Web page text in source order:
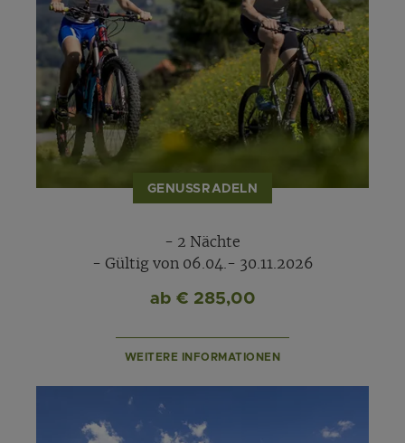
GENUSSRADELN
- 2 Nächte
- Gültig von 06.04.- 30.11.2026
ab € 285,00
WEITERE INFORMATIONEN